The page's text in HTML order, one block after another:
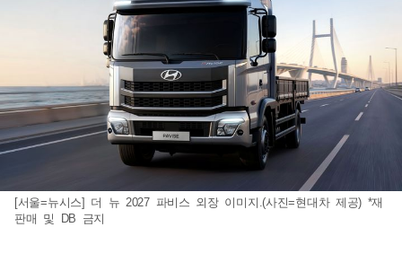
[서울=뉴시스] 더 뉴 2027 파비스 외장 이미지.(사진=현대차 제공) *재
판매 및 DB 금지